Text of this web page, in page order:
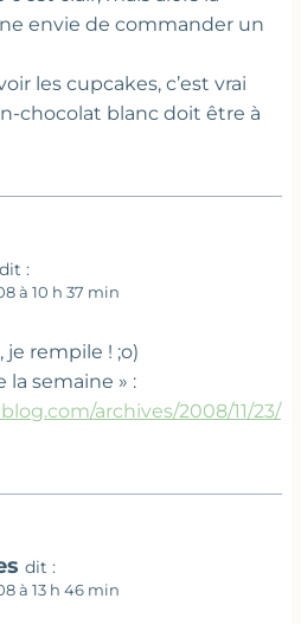
envie de commander un
les cupcakes, c’est vrai
chocolat blanc doit être à
dit :
à 10 h 37 min
je rempile ! ;o)
la semaine » :
archives/2008/11/23/
dit :
à 13 h 46 min